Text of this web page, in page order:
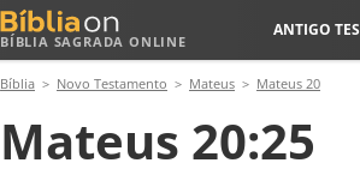
BÍBLIA SAGRADA ONLINE
ANTIGO
Bíblia Novo Testamento Mateus Mateus 20
Mateus 20:25